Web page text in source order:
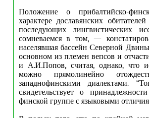
Положение о прибалтийско-
характере дославянских
последующих лингвистических
сомневаемся в том, —
населявшая бассейн Северной
основном из племен вепсов и
и А.И.Попов, считая, однако, что
можно прямолинейно
западнофинскими диалектами.
свидетельствует о
финской группе с языковыми